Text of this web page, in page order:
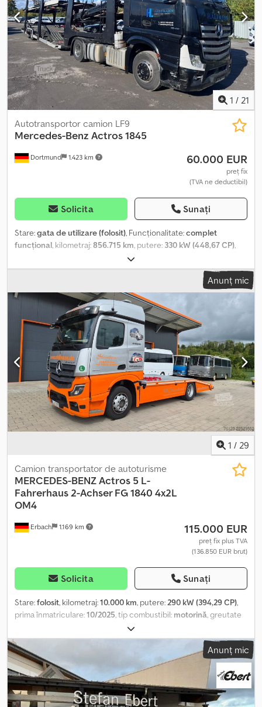
1 / 21
Dortmund 1.423 km
Autotransportor camion LF9
Mercedes-Benz Actros 1845
60.000 EUR
preț fix
(TVA ne deductibil)
Solicita Sunați
Stare:gata de utilizare (folosit), Funcționalitate:complet
funcțional, kilometraj:856.715 km, putere: 330 kW (448,67 CP),
, tip combustibil:
fabricație:2019, Stimați doamnelor și domnilor, Prin prezenta,
oferim camionul nostru cu Eurolohr pentru transportul
vehiculelor. Date despre cap tractor: Mercedes Benz Actros An
fabricație: 04/2019 Kilometraj: 856715 km Automat
Dkedpfxoymdrvs Akajr Date despre remorcă: Eurolohr An
fabricație: 01/2007 Până la 8 vehicule TVA deductibil! Starea
vehiculului conform imaginilor.
Anunț mic
1 / 29
Erbach 1.169 km
Camion transportator de autoturisme
MERCEDES-BENZActros 5 L-
Fahrerhaus 2-Achser FG 1840 4x2L
OM4
115.000 EUR
preț fix plus TVA
(136.850 EUR brut)
Solicita Sunați
Stare:folosit, kilometraj:10.000 km, putere: 290 kW (394,29 CP),
prima înmatriculare:10/2025 , tip combustibil: motorină , greutate
, configurație ax:2 axe
angrenaj:automat, Dotări:ABS, aer condiționat, filtru de
particule, program electronic de stabilitate (ESP), sistem de
navigație, încălzitor staționar
, ACTROS 18.400 Transportor auto /
Vehicul de asistență rutieră Lumină rotativă La cerere, vehiculul
poate prelua curse către/dinspre Ulm / Bursa, Turcia, dacă există
o remorcă potrivită disponibilă. Dotări speciale: Dkodpfx Ajztl
Anunț mic